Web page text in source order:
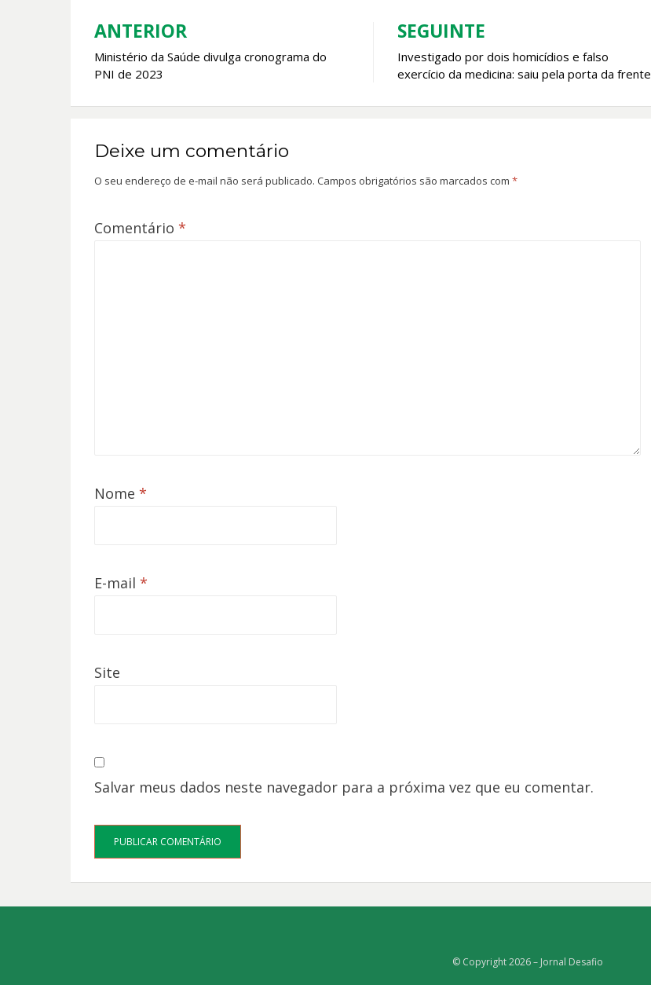
Navegação
de
ANTERIOR
Ministério da Saúde divulga cronograma do
PNI de 2023
SEGUINTE
Investigado por dois homicídios e falso
exercício da medicina: saiu pela porta da frente
Deixe um comentário
O seu endereço de e-mail não será publicado. Campos obrigatórios são marcados com *
Comentário *
Nome *
E-mail *
Site
Salvar meus dados neste navegador para a próxima vez que eu comentar.
© Copyright 2026 – Jornal Desafio